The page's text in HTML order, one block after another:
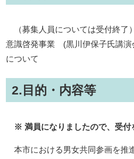
（募集人員については受付終
意識啓発事業 (黒川伊保子氏講演
について
2.目的・内容等
※ 満員になりましたので、受付
本市における男女共同参画を推